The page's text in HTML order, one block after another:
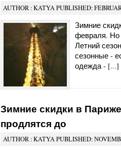
AUTHOR : KATYA PUBLISHED:
Зимние
февраля. Но
Летний
сезонные -
одежда - [...]
Зимние скидки в
продлятся до
AUTHOR : KATYA PUBLISHED: